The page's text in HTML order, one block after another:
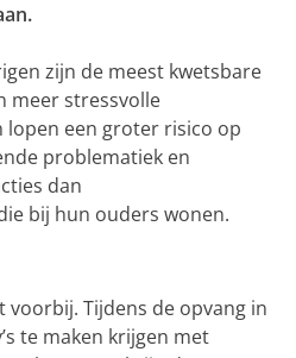
zijn de meest kwetsbare
meer stressvolle
lopen een groter risico op
problematiek en
dan
bij hun ouders wonen.
voorbij. Tijdens de opvang in
te maken krijgen met